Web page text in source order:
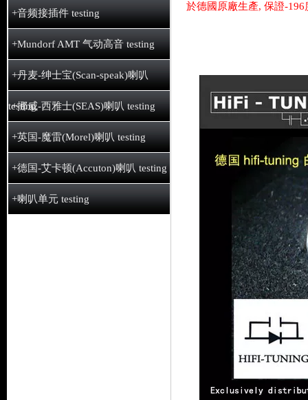
+音频接插件 testing
+Mundorf AMT 气动高音 testing
+丹麦-绅士宝(Scan-speak)喇叭
testing
+挪威-西雅士(SEAS)喇叭 testing
+英国-魔雷(Morel)喇叭 testing
+德国-艾卡顿(Accuton)喇叭 testing
+喇叭单元 testing
於德國原廠生產, 保證-196